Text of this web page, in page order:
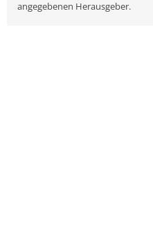
angegebenen Herausgeber.